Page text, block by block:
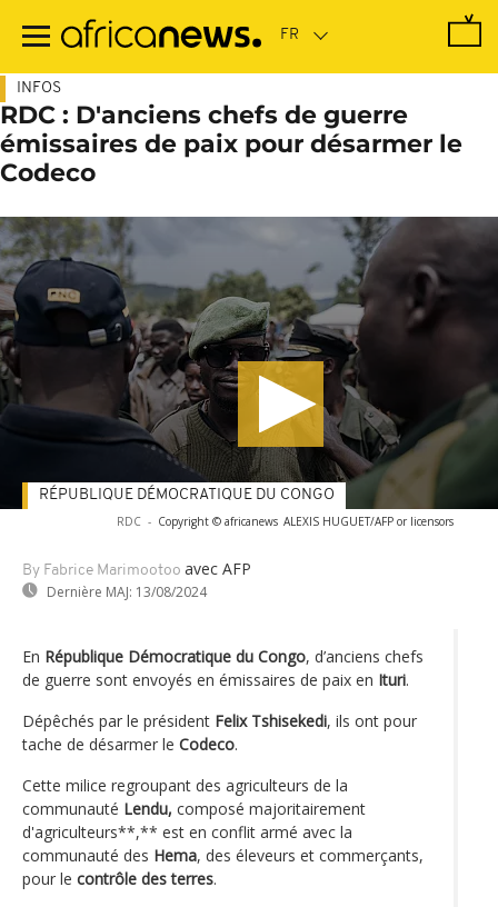
contenu
INFOS
RDC : D'anciens chefs de guerre
émissaires de paix pour désarmer le
Codeco
RDC - Copyright © africanews ALEXIS HUGUET/AFP or licensors
By Fabrice Marimootoo avec AFP
Dernière MAJ: 13/08/2024
RÉPUBLIQUE DÉMOCRATIQUE DU CONGO
En République Démocratique du Congo, d’anciens chefs
de guerre sont envoyés en émissaires de paix en Ituri.
Dépêchés par le président Felix Tshisekedi, ils ont pour
tache de désarmer le Codeco.
Cette milice regroupant des agriculteurs de la
communauté Lendu, composé majoritairement
d'agriculteurs**,** est en conflit armé avec la
communauté des Hema, des éleveurs et commerçants,
pour le contrôle des terres.